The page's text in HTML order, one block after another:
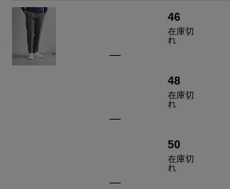
46
在庫切
れ
—
48
在庫切
れ
—
50
在庫切
れ
—